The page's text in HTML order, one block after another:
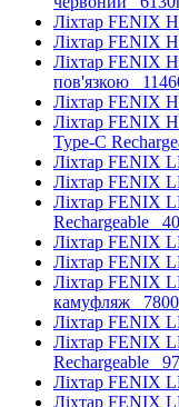
Ліхтар FENIX
Ліхтар FENIX
Ліхтар FENIX
пов'язкою
Ліхтар FENIX
Ліхтар FENIX
Type-C
Ліхтар FENIX
Ліхтар FENIX
Ліхтар FENIX
Rechargeable
Ліхтар FENIX
Ліхтар FENIX
Ліхтар FENIX
камуфляж
Ліхтар FENIX
Ліхтар FENIX
Rechargeable
Ліхтар FENIX
Ліхтар FENIX